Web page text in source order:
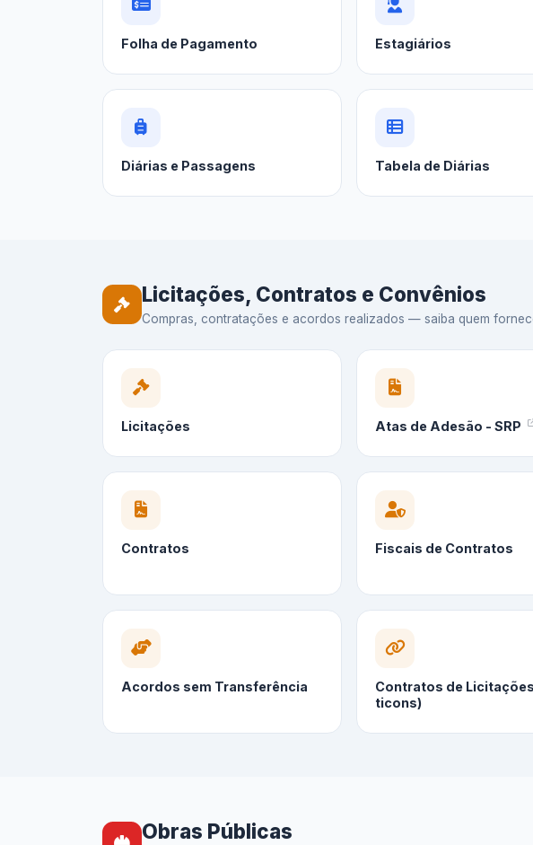
Folha de Pagamento Estagiários
Diárias e Passagens Tabela de Diárias
Licitações, Contratos e Convênios
Compras, contratações e acordos realizados — saiba quem fornece
Licitações Atas de Adesão - SRP
Contratos Fiscais de Contratos
Acordos sem Transferência
Contratos de
ticons)
Obras Públicas